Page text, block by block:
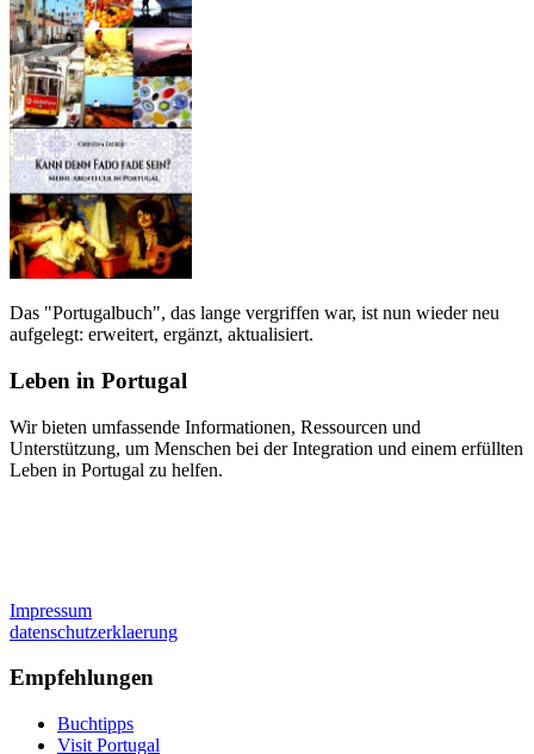
Das "Portugalbuch", das lange vergriffen war, ist nun wieder neu
aufgelegt: erweitert, ergänzt, aktualisiert.
Leben in Portugal
Wir bieten umfassende Informationen, Ressourcen und
Unterstützung, um Menschen bei der Integration und einem erfüllten
Leben in Portugal zu helfen.
Impressum
datenschutzerklaerung
Empfehlungen
Buchtipps
Visit Portugal